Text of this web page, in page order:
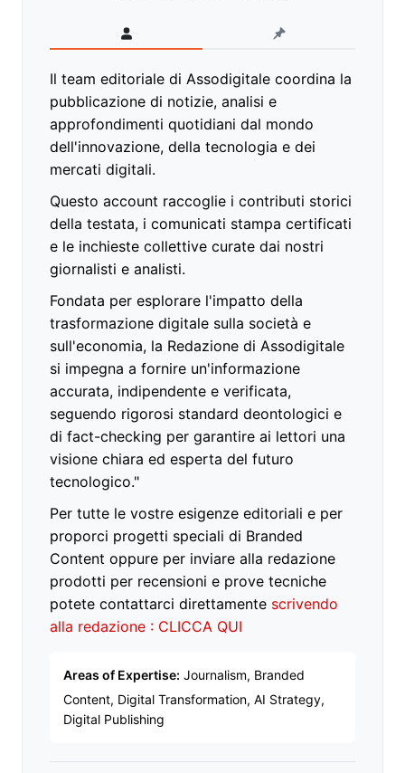
Il team editoriale di Assodigitale coordina la
pubblicazione di notizie, analisi e
approfondimenti quotidiani dal mondo
dell'innovazione, della tecnologia e dei
mercati digitali.
Questo account raccoglie i contributi storici
della testata, i comunicati stampa certificati
e le inchieste collettive curate dai nostri
giornalisti e analisti.
Fondata per esplorare l'impatto della
trasformazione digitale sulla società e
sull'economia, la Redazione di Assodigitale
si impegna a fornire un'informazione
accurata, indipendente e verificata,
seguendo rigorosi standard deontologici e
di fact-checking per garantire ai lettori una
visione chiara ed esperta del futuro
tecnologico."
Per tutte le vostre esigenze editoriali e per
proporci progetti speciali di Branded
Content oppure per inviare alla redazione
prodotti per recensioni e prove tecniche
potete contattarci direttamente scrivendo
alla redazione : CLICCA QUI
Areas of Expertise: Journalism, Branded
Content, Digital Transformation, AI Strategy,
Digital Publishing